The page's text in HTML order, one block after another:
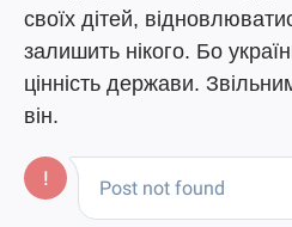
своїх дітей,
залишить нікого. Бо
цінність держави.
він.